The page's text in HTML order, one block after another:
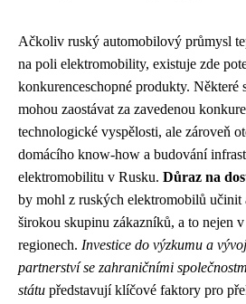
Ačkoliv ruský automobilový průmysl
na poli elektromobility, existuje zde
konkurenceschopné produkty. Některé
mohou zaostávat za zavedenou
technologické vyspělosti, ale zároveň
domácího know-how a budování
elektromobilitu v Rusku. Důraz na
by mohl z ruských elektromobilů
širokou skupinu zákazníků, a to nejen
regionech. Investice do výzkumu a
partnerství se zahraničními
státu představují klíčové faktory pro